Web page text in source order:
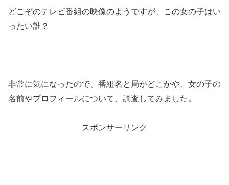
どこぞのテレビ番組の映像のようですが、この女の子はい
ったい誰？
非常に気になったので、番組名と局がどこかや、女の子の
名前やプロフィールについて、調査してみました。
スポンサーリンク